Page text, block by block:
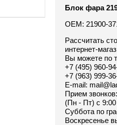
Блок фара
OEM: 21900-
Рассчитать
интернет-
Вы можете по
+7 (495) 960-
+7 (963) 999-
E-mail:
Прием звонков:
(Пн - Пт) с
Суббота по
Воскресенье